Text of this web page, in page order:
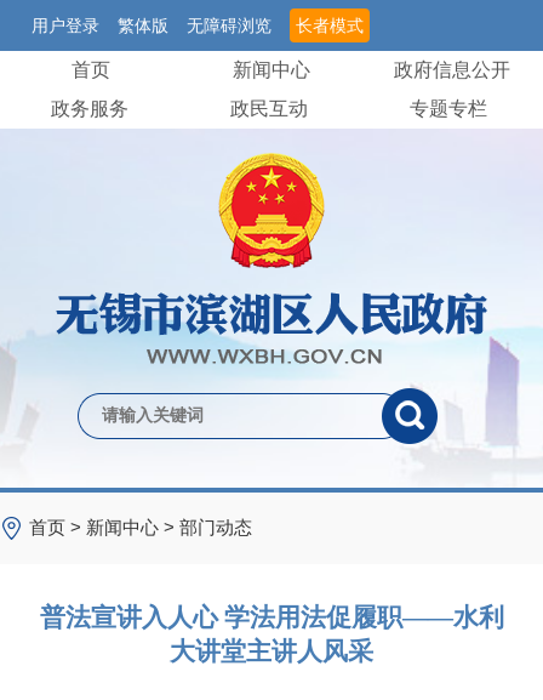
用户登录 繁体版 无障碍浏览 长者模式
首页 新闻中心
政府信息公开
政务服务
政民互动 专题专栏
首页 > 新闻中心 > 部门动态
普法宣讲入人心 学法用法促履职——水利
大讲堂主讲人风采